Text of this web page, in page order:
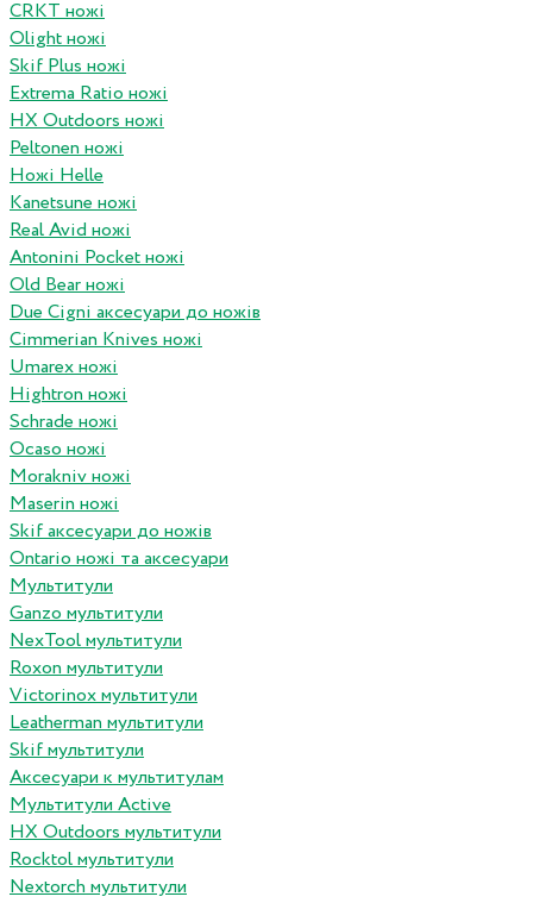
CRKT ножі
Olight ножі
Skif Plus ножі
Extrema Ratio ножі
HX Outdoors ножі
Peltonen ножі
Ножі Helle
Kanetsune ножі
Real Avid ножі
Antonini Pocket ножі
Old Bear ножі
Due Cigni аксесуари до ножів
Cimmerian Knives ножі
Umarex ножі
Hightron ножі
Schrade ножі
Ocaso ножі
Morakniv ножі
Maserin ножі
Skif аксесуари до ножів
Ontario ножі та аксесуари
Мультитули
Ganzo мультитули
NexTool мультитули
Roxon мультитули
Victorinox мультитули
Leatherman мультитули
Skif мультитули
Аксесуари к мультитулам
Мультитули Active
HX Outdoors мультитули
Rocktol мультитули
Nextorch мультитули